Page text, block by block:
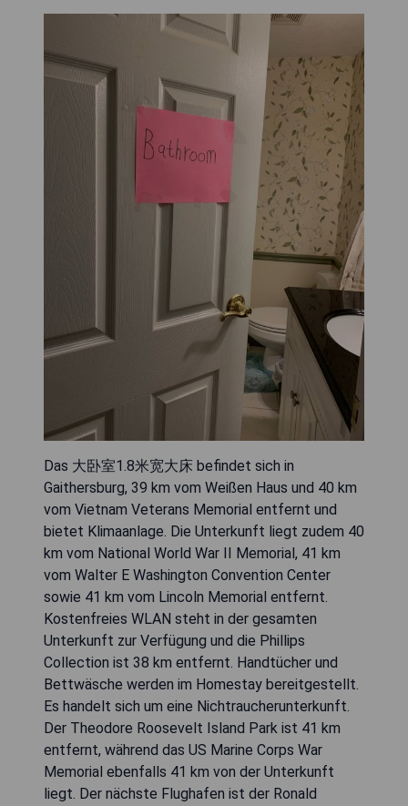
Das 大卧室1.8米宽大床 befindet sich in
Gaithersburg, 39 km vom Weißen Haus und 40 km
vom Vietnam Veterans Memorial entfernt und
bietet Klimaanlage. Die Unterkunft liegt zudem 40
km vom National World War II Memorial, 41 km
vom Walter E Washington Convention Center
sowie 41 km vom Lincoln Memorial entfernt.
Kostenfreies WLAN steht in der gesamten
Unterkunft zur Verfügung und die Phillips
Collection ist 38 km entfernt. Handtücher und
Bettwäsche werden im Homestay bereitgestellt.
Es handelt sich um eine Nichtraucherunterkunft.
Der Theodore Roosevelt Island Park ist 41 km
entfernt, während das US Marine Corps War
Memorial ebenfalls 41 km von der Unterkunft
liegt. Der nächste Flughafen ist der Ronald